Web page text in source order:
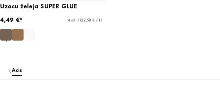
Uzacu želeja SUPER GLUE
4,49 €*
4 ml - 1122,50 € / 1 l
Acis